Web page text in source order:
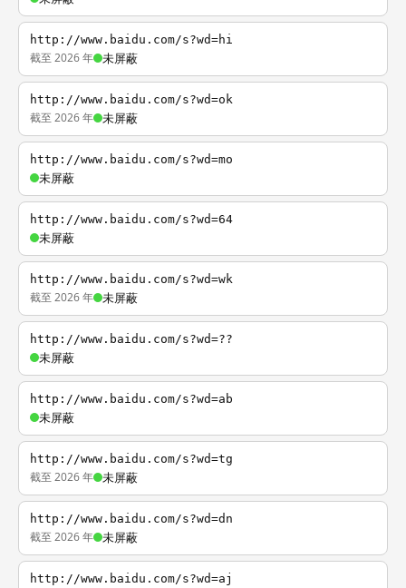
http://www.baidu.com/s?wd=hi
截至 2026 年 未屏蔽
http://www.baidu.com/s?wd=ok
截至 2026 年 未屏蔽
http://www.baidu.com/s?wd=mo
未屏蔽
http://www.baidu.com/s?wd=64
未屏蔽
http://www.baidu.com/s?wd=wk
截至 2026 年 未屏蔽
http://www.baidu.com/s?wd=??
未屏蔽
http://www.baidu.com/s?wd=ab
未屏蔽
http://www.baidu.com/s?wd=tg
截至 2026 年 未屏蔽
http://www.baidu.com/s?wd=dn
截至 2026 年 未屏蔽
http://www.baidu.com/s?wd=aj